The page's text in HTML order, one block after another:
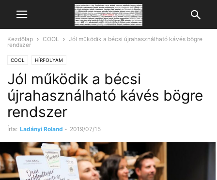
Kezdőlap COOL
Jól működik a bécsi újrahasználható kávés bögre
rendszer
COOL HÍRFOLYAM
Jól működik a bécsi
újrahasználható kávés bögre
rendszer
Írta: Ladányi Roland - 2019/07/15